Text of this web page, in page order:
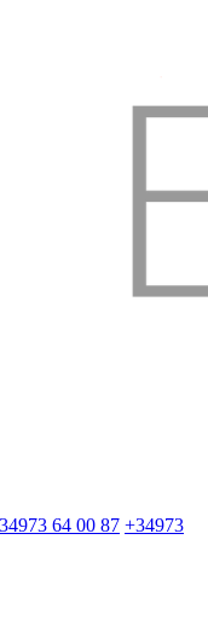
+34973